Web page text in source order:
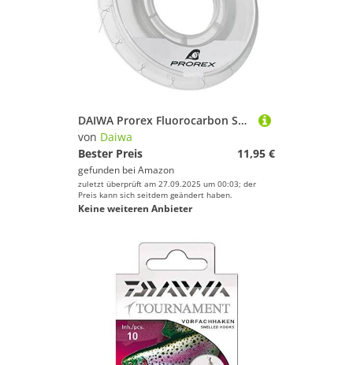
DAIWA Prorex Fluorocarbon Super Soft 15m 0 8mm 29.2kg / 64 37lbs transparent Vorfach Angelschnur 12995-080
von Daiwa
Bester Preis
11,95 €
gefunden bei Amazon
zuletzt überprüft am 27.09.2025 um 00:03; der
Preis kann sich seitdem geändert haben.
Keine weiteren Anbieter